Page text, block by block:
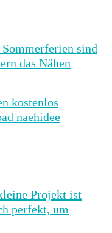
sind
das Nähen
Projekt ist
perfekt, um